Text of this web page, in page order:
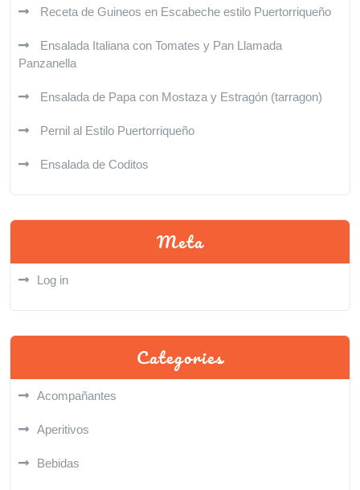
Receta de Guineos en Escabeche estilo Puertorriqueño
Ensalada Italiana con Tomates y Pan Llamada
Panzanella
Ensalada de Papa con Mostaza y Estragón (tarragon)
Pernil al Estilo Puertorriqueño
Ensalada de Coditos
Meta
Log in
Categories
Acompañantes
Aperitivos
Bebidas